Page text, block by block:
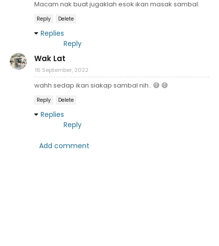
Macam nak buat jugaklah esok ikan masak sambal.
Reply Delete
Replies
Reply
Wak Lat
16 September, 2022
wahh sedap ikan siakap sambal nih.. 😅 😅
Reply Delete
Replies
Reply
Add comment